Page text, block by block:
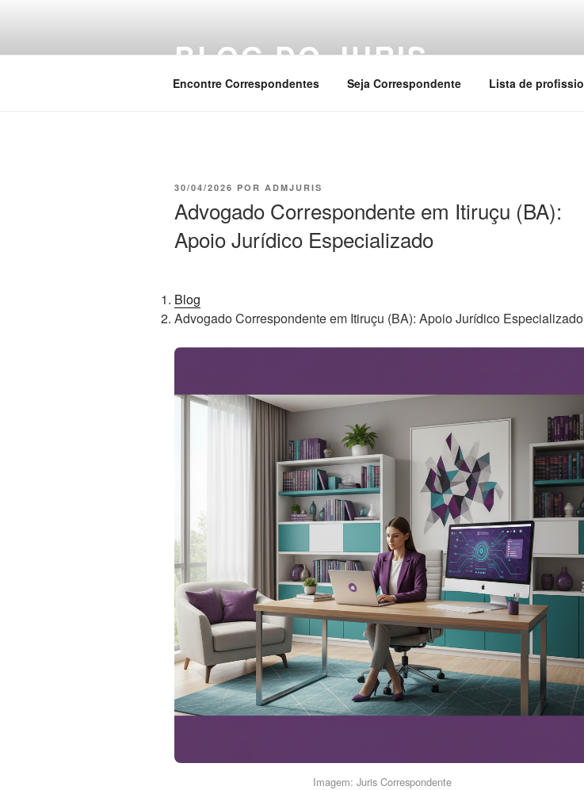
BLOG DO JURIS
Encontre Correspondentes Seja Correspondente Lista de
PUBLICADO
30/04/2026 POR ADMJURIS
Advogado Correspondente em Itiruçu (BA):
Apoio Jurídico Especializado
Blog
Advogado Correspondente em Itiruçu (BA): Apoio Jurídico Especializado
Imagem: Juris Correspondente